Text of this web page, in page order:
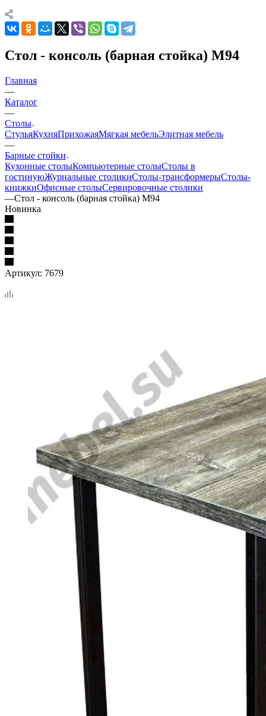
Стол - консоль (барная стойка) М94
Главная
—
Каталог
—
Столы
СтульяКухняПрихожаяМягкая мебельЭлитная мебель
—
Барные стойки
Кухонные столыКомпьютерные столыСтолы в
гостинуюЖурнальные столикиСтолы-трансформерыСтолы-
книжкиОфисные столыСервировочные столики
—Стол - консоль (барная стойка) М94
Новинка
Артикул: 7679